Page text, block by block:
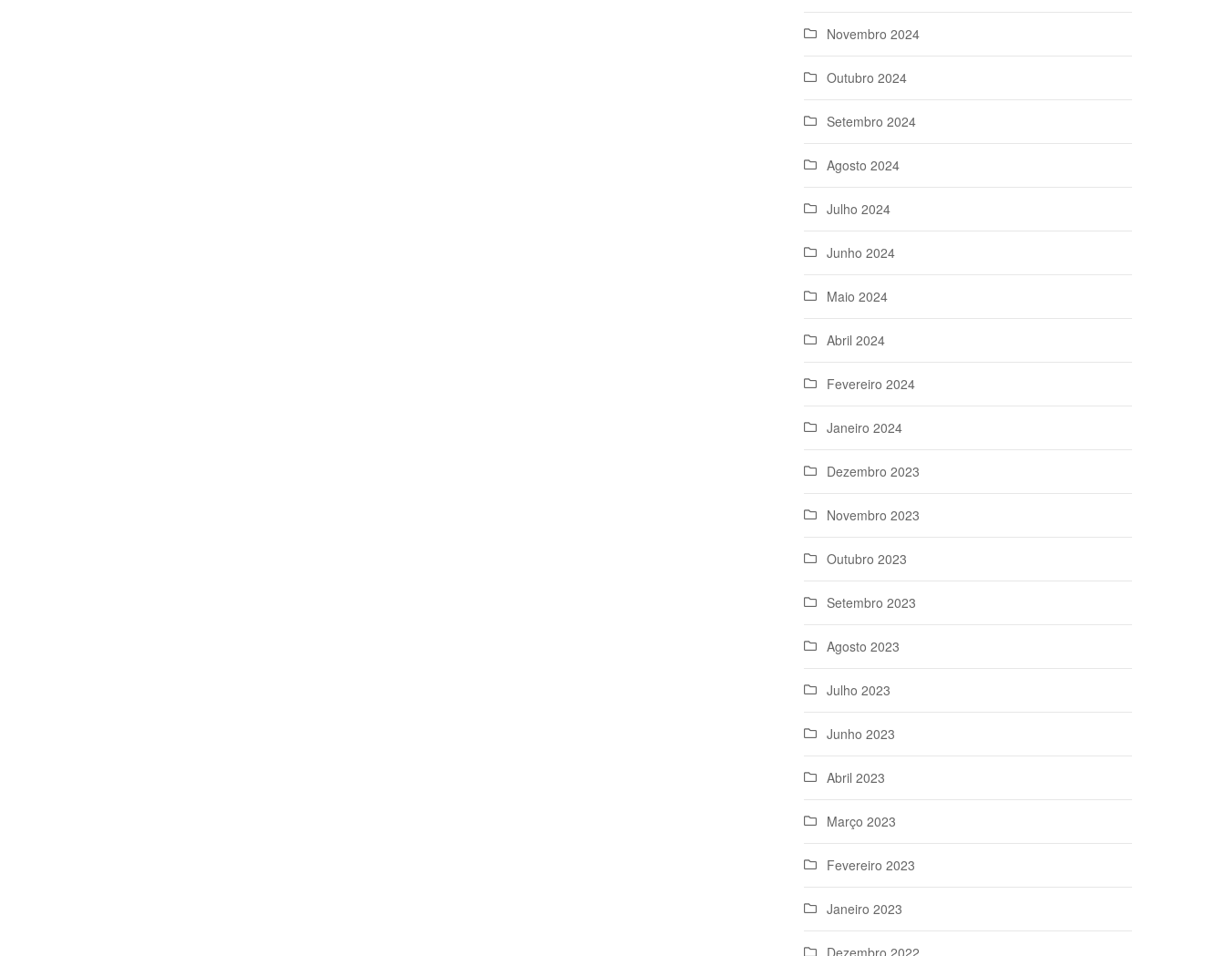
Novembro 2024
Outubro 2024
Setembro 2024
Agosto 2024
Julho 2024
Junho 2024
Maio 2024
Abril 2024
Fevereiro 2024
Janeiro 2024
Dezembro 2023
Novembro 2023
Outubro 2023
Setembro 2023
Agosto 2023
Julho 2023
Junho 2023
Abril 2023
Março 2023
Fevereiro 2023
Janeiro 2023
Dezembro 2022